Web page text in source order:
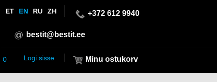
ET EN RU ZH +372 612 9940
bestit@bestit.ee
0 Minu ostukorv
Logi sisse